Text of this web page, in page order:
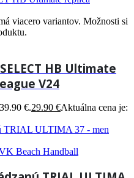
viacero variantov. Možnosti si
HB Ultimate
V24
€.29.90 €Aktuálna cena je:
Beach Handball